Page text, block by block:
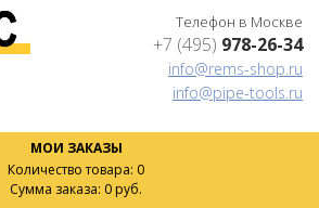
Телефон в Москве
+7 (495) 978-26-34
info@rems-shop.ru
info@pipe-tools.ru
МОИ ЗАКАЗЫ
Количество товара: 0
Сумма заказа: 0 руб.